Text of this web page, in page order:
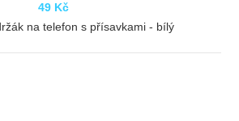
49 Kč
na telefon s přísavkami - bílý